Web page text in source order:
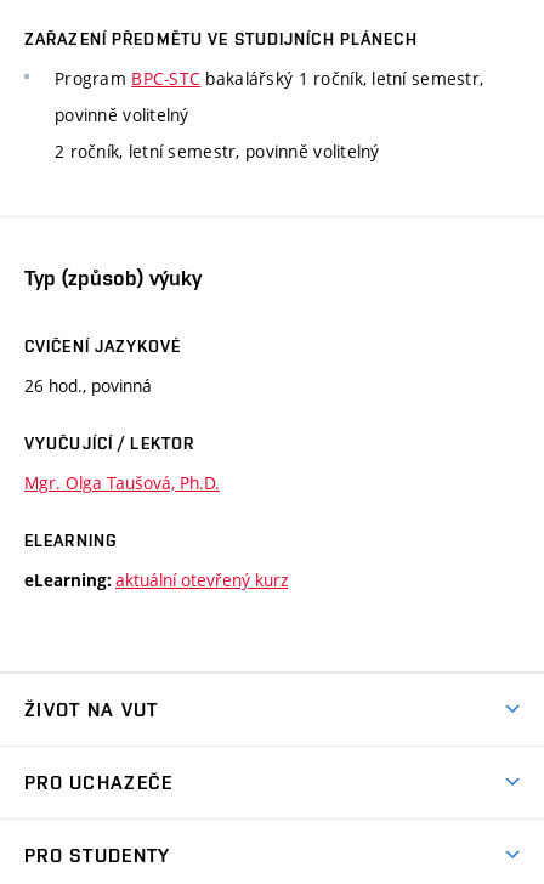
ZAŘAZENÍ PŘEDMĚTU VE STUDIJNÍCH PLÁNECH
Program BPC-STC bakalářský 1 ročník, letní semestr,
povinně volitelný
2 ročník, letní semestr, povinně volitelný
Typ (způsob) výuky
CVIČENÍ JAZYKOVÉ
26 hod., povinná
VYUČUJÍCÍ / LEKTOR
Mgr. Olga Taušová, Ph.D.
ELEARNING
eLearning: aktuální otevřený kurz
ŽIVOT NA VUT
Koleje
PRO UCHAZEČE
PRO STUDENTY